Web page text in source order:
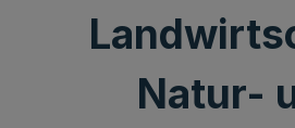
Natur-